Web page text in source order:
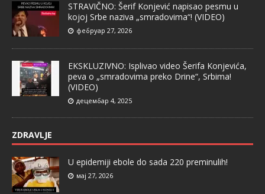
STRAVIČNO: Šerif Konjević napisao pesmu u
kojoj Srbe naziva „smradovima“! (VIDEO)
фебруар 27, 2026
EKSKLUZIVNO: Isplivao video Šerifa Konjevića,
peva o „smradovima preko Drine“, Srbima!
(VIDEO)
децембар 4, 2025
ZDRAVLJE
U epidemiji ebole do sada 220 preminulih!
мај 27, 2026